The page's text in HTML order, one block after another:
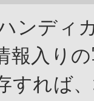
ンディ
報入り
すれば